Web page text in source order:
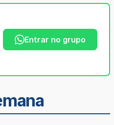
Entrar no grupo